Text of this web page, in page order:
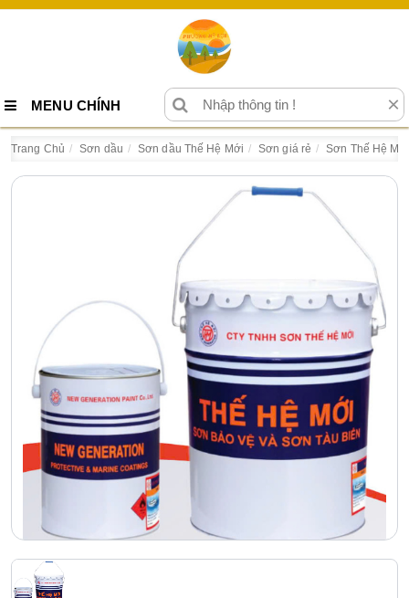
MENU CHÍNH ×
Trang Chủ Sơn dầu Sơn dầu Thế Hệ Mới Sơn giá rẻ Sơn Thế Hệ Mới